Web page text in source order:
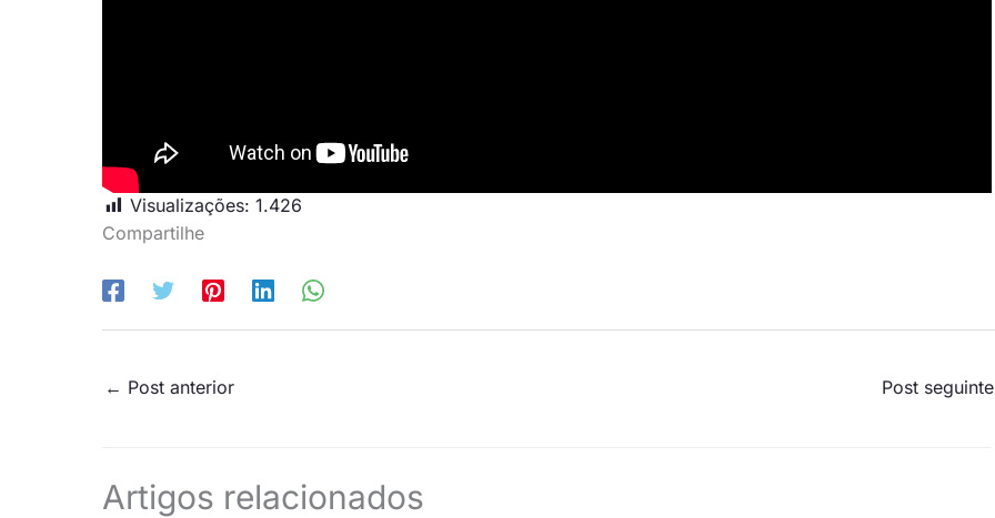
Visualizações: 1.426
Compartilhe
← Post anterior Post seguinte
Artigos relacionados